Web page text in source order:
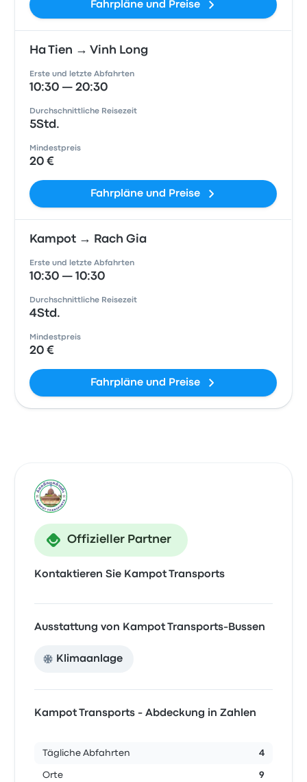
Fahrpläne und Preise
Ha Tien → Vinh Long
Erste und letzte Abfahrten
10:30 — 20:30
Durchschnittliche Reisezeit
5Std.
Mindestpreis
20 €
Fahrpläne und Preise
Kampot → Rach Gia
Erste und letzte Abfahrten
10:30 — 10:30
Durchschnittliche Reisezeit
4Std.
Mindestpreis
20 €
Fahrpläne und Preise
Offizieller Partner
Kontaktieren Sie Kampot Transports
Ausstattung von Kampot Transports-Bussen
Klimaanlage
Kampot Transports - Abdeckung in Zahlen
Tägliche Abfahrten 4
Orte 9